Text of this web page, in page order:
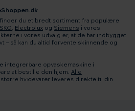
du et bredt sortiment fra populære
Electrolux og Siemens i vores
i vores udvalg er, at de har indbygget
– så kan du altid forvente skinnende og
integrerbare opvaskemaskine i
at bestille den hjem. Alle
hvidevarer leveres direkte til din